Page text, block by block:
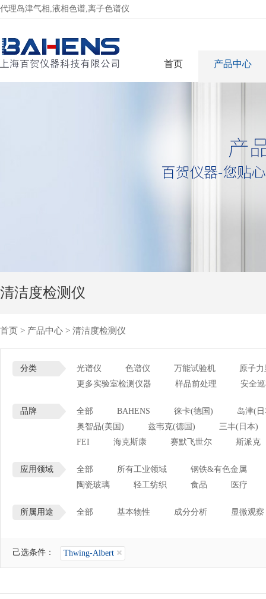
代理岛津气相,液相色谱,离子色谱仪
首页 产品中心
清洁度检测仪
首页 > 产品中心 > 清洁度检测仪
分类 光谱仪 色谱仪 万能试验机
原子
更多实验室检测仪器
样品前处理 安全
品牌 全部 BAHENS 徕卡(德国)
岛津(
奥智品(美国)
兹韦克(德国)
三丰(日本)
FEI
海克斯康 赛默飞世尔 斯派克
应用领域 全部 所有工业领域
钢铁&有色金属
陶瓷玻璃
轻工纺织 食品 医疗
所属用途 全部 基本物性 成分分析 显微观察
己选条件： Thwing-Albert